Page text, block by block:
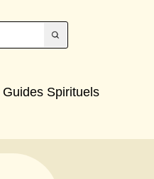
Guides Spirituels